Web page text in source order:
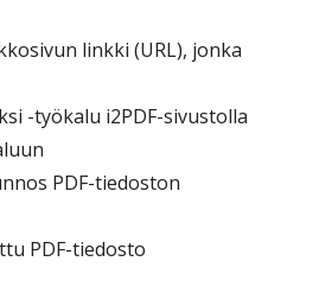
linkki (URL), jonka
-työkalu i2PDF-sivustolla
PDF-tiedoston
PDF-tiedosto